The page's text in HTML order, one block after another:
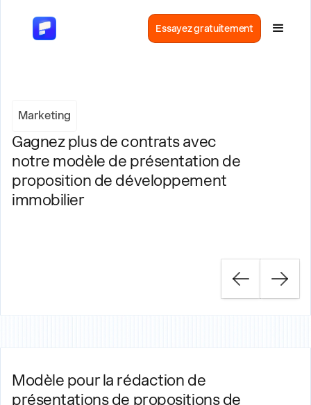
Essayez gratuitement
Marketing
Gagnez plus de contrats avec
notre modèle de présentation de
proposition de développement
immobilier
Modèle pour la rédaction de
présentations de propositions de